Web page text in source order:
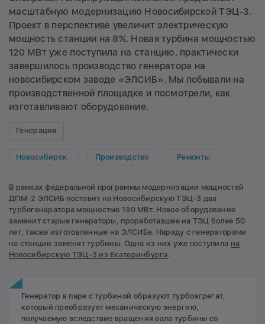
масштабную модернизацию Новосибирской ТЭЦ-3.
Проект в перспективе увеличит электрическую
мощность станции на 8%. Новая турбина мощностью
120 МВт уже поступила на станцию, практически
завершилось производство генератора на
новосибирском заводе «ЭЛСИБ». Мы побывали на
производственной площадке и посмотрели, как
изготавливают оборудование.
Генерация
Новосибирск Производство Ремонты
В рамках федеральной программы модернизации мощностей
ДПМ-2 ЭЛСИБ поставит на Новосибирскую ТЭЦ-3 два
турбогенератора мощностью 130 МВт. Новое оборудование
заменит старые генераторы, проработавшее на ТЭЦ более 50
лет, также изготовленные на ЭЛСИБе. Наряду с генераторами
на станции заменят турбины. Одна из них уже поступила на
Новосибирскую ТЭЦ-3 из Екатеринбурга .
Генератор в паре с турбиной образуют турбоагрегат,
который преобразует механическую энергию,
получаемую вследствие вращения вала турбины со